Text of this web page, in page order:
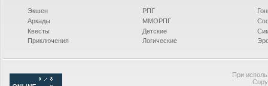
Экшен
Аркады
Квесты
Приключения
РПГ
ММОРПГ
Детские
Логические
При